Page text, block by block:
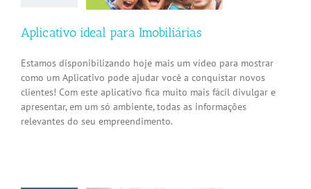
Aplicativo ideal para Imobiliárias
Estamos disponibilizando hoje mais um vídeo para mostrar
como um Aplicativo pode ajudar você a conquistar novos
clientes! Com este aplicativo fica muito mais fácil divulgar e
apresentar, em um só ambiente, todas as informações
relevantes do seu empreendimento.